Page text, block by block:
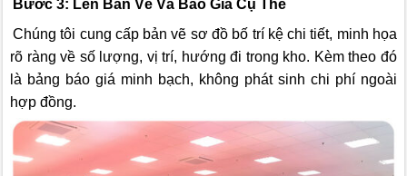
Bước 3: Lên Bản Vẽ Và Báo Giá Cụ Thể
Chúng tôi cung cấp bản vẽ sơ đồ bố trí kệ chi tiết, minh họa
rõ ràng về số lượng, vị trí, hướng đi trong kho. Kèm theo đó
là bảng báo giá minh bạch, không phát sinh chi phí ngoài
hợp đồng.